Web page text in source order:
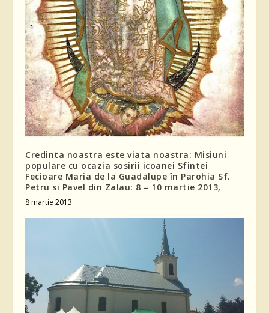
Credinta noastra este viata noastra: Misiuni
populare cu ocazia sosirii icoanei Sfintei
Fecioare Maria de la Guadalupe în Parohia Sf.
Petru si Pavel din Zalau: 8 – 10 martie 2013,
8 martie 2013